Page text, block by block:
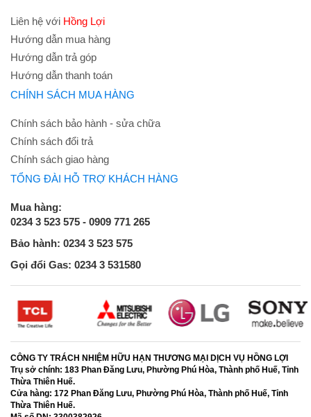
Liên hệ với Hồng Lợi
Hướng dẫn mua hàng
Hướng dẫn trả góp
Hướng dẫn thanh toán
CHÍNH SÁCH MUA HÀNG
Chính sách bảo hành - sửa chữa
Chính sách đổi trả
Chính sách giao hàng
TỔNG ĐÀI HỖ TRỢ KHÁCH HÀNG
Mua hàng:
0234 3 523 575 - 0909 771 265
Bảo hành: 0234 3 523 575
Gọi đổi Gas: 0234 3 531580
CÔNG TY TRÁCH NHIỆM HỮU HẠN THƯƠNG MẠI DỊCH VỤ HỒNG LỢI
Trụ sở chính: 183 Phan Đăng Lưu, Phường Phú Hòa, Thành phố Huế, Tỉnh
Thừa Thiên Huế.
Cửa hàng: 172 Phan Đăng Lưu, Phường Phú Hòa, Thành phố Huế, Tỉnh
Thừa Thiên Huế.